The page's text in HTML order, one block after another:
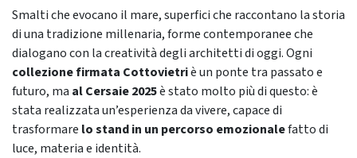
Smalti che evocano il mare, superfici che raccontano la storia
di una tradizione millenaria, forme contemporanee che
dialogano con la creatività degli architetti di oggi. Ogni
collezione firmata Cottovietriè un ponte tra passato e
futuro, ma al Cersaie 2025è stato molto più di questo: è
stata realizzata un’esperienza da vivere, capace di
trasformare lo stand in un percorso emozionalefatto di
luce, materia e identità.